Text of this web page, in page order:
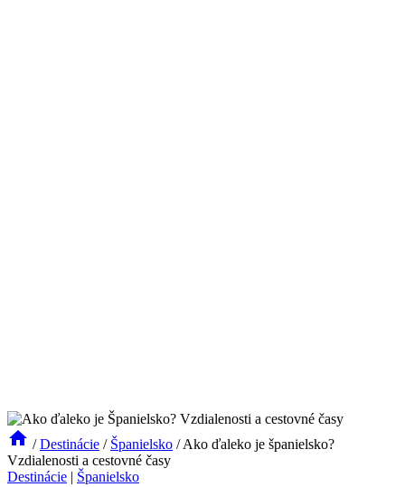
/ Destinácie / Španielsko / Ako ďaleko je španielsko?
Vzdialenosti a cestovné časy
Destinácie | Španielsko